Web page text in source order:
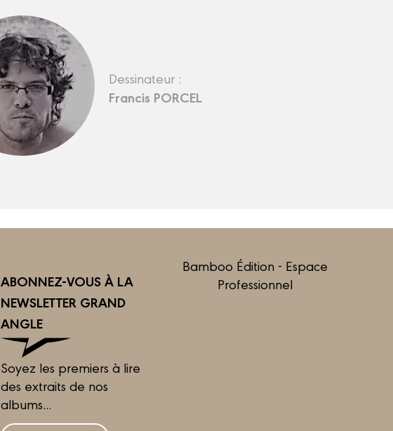
Dessinateur :
Francis PORCEL
ABONNEZ-VOUS À LA
NEWSLETTER GRAND
ANGLE
Soyez les premiers à lire
des extraits de nos
albums...
Bamboo Édition - Espace
Professionnel